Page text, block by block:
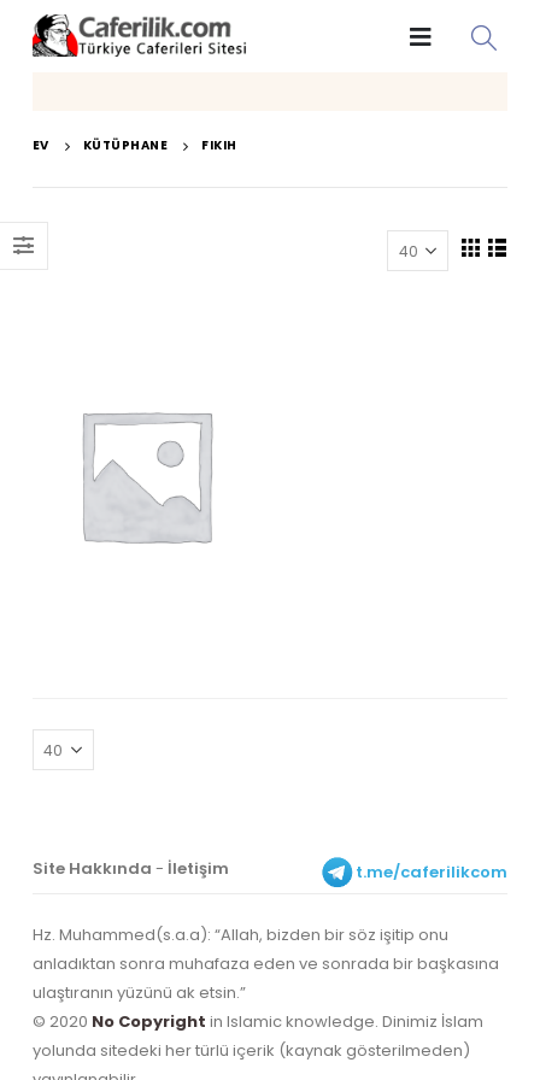
EV KÜTÜPHANE FIKIH
Site Hakkında - İletişim t.me/caferilikcom
Hz. Muhammed(s.a.a): “Allah, bizden bir söz işitip onu
anladıktan sonra muhafaza eden ve sonrada bir başkasına
ulaştıranın yüzünü ak etsin.”
© 2020 No Copyright in Islamic knowledge. Dinimiz İslam
yolunda sitedeki her türlü içerik (kaynak gösterilmeden)